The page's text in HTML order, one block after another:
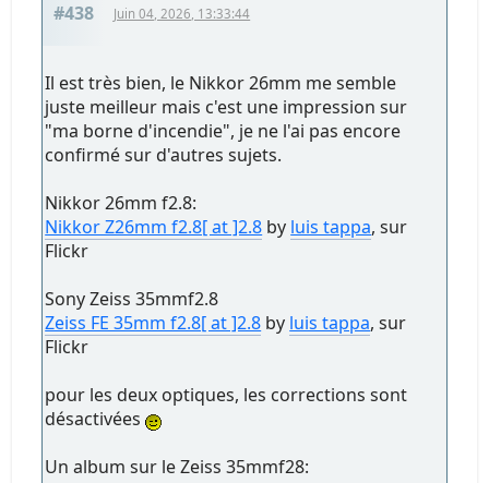
#438 Juin 04, 2026, 13:33:44
Il est très bien, le Nikkor 26mm me semble
juste meilleur mais c'est une impression sur
"ma borne d'incendie", je ne l'ai pas encore
confirmé sur d'autres sujets.
Nikkor 26mm f2.8:
Nikkor Z26mm f2.8[ at ]2.8 by luis tappa, sur
Flickr
Sony Zeiss 35mmf2.8
Zeiss FE 35mm f2.8[ at ]2.8 by luis tappa, sur
Flickr
pour les deux optiques, les corrections sont
désactivées
Un album sur le Zeiss 35mmf28: